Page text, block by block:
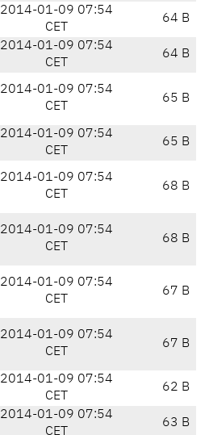
2014-01-09 07:54
CET
64 B
2014-01-09 07:54
CET
64 B
2014-01-09 07:54
CET
65 B
2014-01-09 07:54
CET
65 B
2014-01-09 07:54
CET
68 B
2014-01-09 07:54
CET
68 B
2014-01-09 07:54
CET
67 B
2014-01-09 07:54
CET
67 B
2014-01-09 07:54
CET
62 B
2014-01-09 07:54
CET
63 B